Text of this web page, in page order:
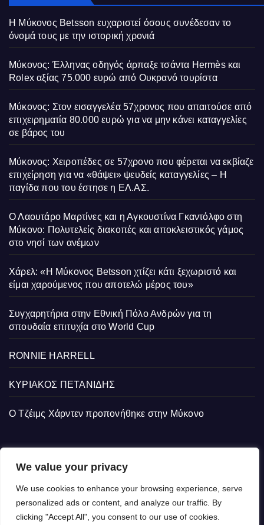
We value your privacy
We use cookies to enhance your browsing experience, serve
personalized ads or content, and analyze our traffic. By
clicking "Accept All", you consent to our use of cookies.
Η Μύκονος Betsson ευχαριστεί όσους συνέδεσαν το
όνομά τους με την ιστορική χρονιά
Μύκονος: Έλληνας οδηγός άρπαξε τσάντα Hermès και
Rolex αξίας 75.000 ευρώ από Ουκρανό τουρίστα
Μύκονος: Στον εισαγγελέα 57χρονος που απαιτούσε από
επιχειρηματία 80.000 ευρώ για να μην κάνει καταγγελίες
σε βάρος του
Μύκονος: Χειροπέδες σε 57χρονο που φέρεται να εκβίαζε
επιχείρηση για να «θάψει» ψευδείς καταγγελίες – Η
παγίδα που του έστησε η ΕΛ.ΑΣ.
Ο Λαουτάρο Μαρτίνες και η Αγκουστίνα Γκαντόλφο στη
Μύκονο: Πολυτελείς διακοπές και αποκλειστικός γάμος
στο νησί των ανέμων
Χάρελ: «Η Μύκονος Betsson χτίζει κάτι ξεχωριστό και
είμαι χαρούμενος που αποτελώ μέρος του»
Συγχαρητήρια στην Εθνική Πόλο Ανδρών για τη
σπουδαία επιτυχία στο World Cup
RONNIE HARRELL
ΚΥΡΙΑΚΟΣ ΠΕΤΑΝΙΔΗΣ
Ο Τζέιμς Χάρντεν προπονήθηκε στην Μύκονο